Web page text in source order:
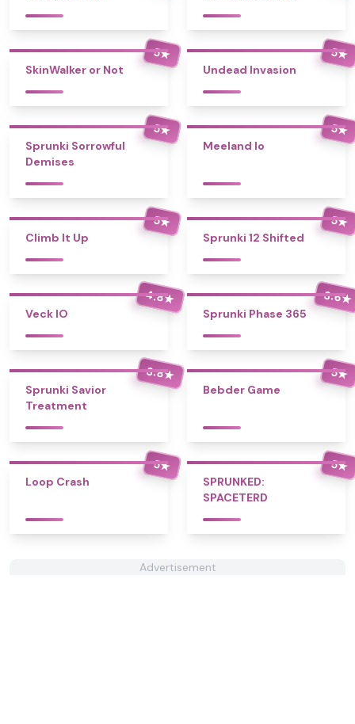
5★
SkinWalker or Not
5★
Undead Invasion
5★
Sprunki Sorrowful
Demises
5★
Meeland Io
5★
Climb It Up
5★
Sprunki 12 Shifted
4.8★
Veck IO
3.6★
Sprunki Phase 365
3.8★
Sprunki Savior
Treatment
5★
Bebder Game
5★
Loop Crash
5★
SPRUNKED:
SPACETERD
Advertisement